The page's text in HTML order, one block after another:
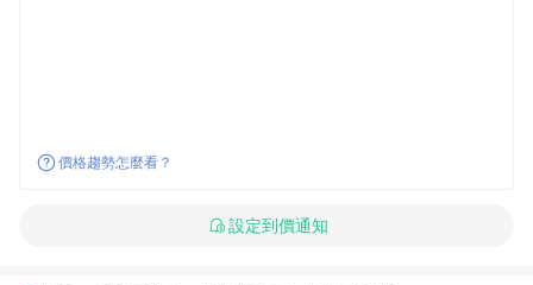
價格趨勢怎麼看？
設定到價通知